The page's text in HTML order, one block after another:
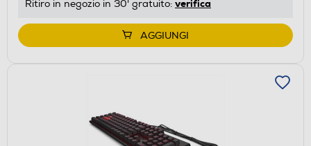
Ritiro in negozio in 30' gratuito: verifica
AGGIUNGI